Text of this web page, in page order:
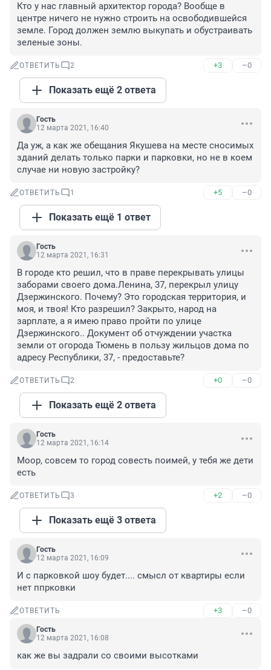
Кто у нас главный архитектор города? Вообще в
центре ничего не нужно строить на освободившейся
земле. Город должен землю выкупать и обустраивать
зеленые зоны.
ОТВЕТИТЬ 2 +3 –0
Показать ещё 2 ответа
Гость
12 марта 2021, 16:40
Да уж, а как же обещания Якушева на месте сносимых
зданий делать только парки и парковки, но не в коем
случае ни новую застройку?
ОТВЕТИТЬ 1 +5 –0
Показать ещё 1 ответ
Гость
12 марта 2021, 16:31
В городе кто решил, что в праве перекрывать улицы
заборами своего дома.Ленина, 37, перекрыл улицу
Дзержинского. Почему? Это городская территория, и
моя, и твоя! Кто разрешил? Закрыто, народ на
зарплате, а я имею право пройти по улице
Дзержинского.. Документ об отчуждении участка
земли от огорода Тюмень в пользу жильцов дома по
адресу Республики, 37, - предоставьте?
ОТВЕТИТЬ 2 +0 –0
Показать ещё 2 ответа
Гость
12 марта 2021, 16:14
Моор, совсем то город совесть поимей, у тебя же дети
есть
ОТВЕТИТЬ 3 +2 –0
Показать ещё 3 ответа
Гость
12 марта 2021, 16:09
И с парковкой шоу будет.... смысл от квартиры если
нет ппрковки
ОТВЕТИТЬ +3 –0
Гость
12 марта 2021, 16:08
как же вы задрали со своими высотками